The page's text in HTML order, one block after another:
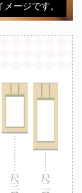
ージです。